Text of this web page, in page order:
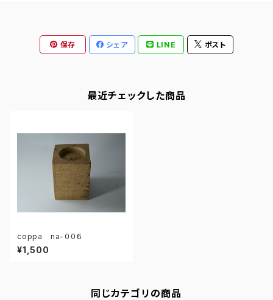
保存 シェア LINE ポスト
最近チェックした商品
coppa na-００６
¥1,500
同じカテゴリの商品